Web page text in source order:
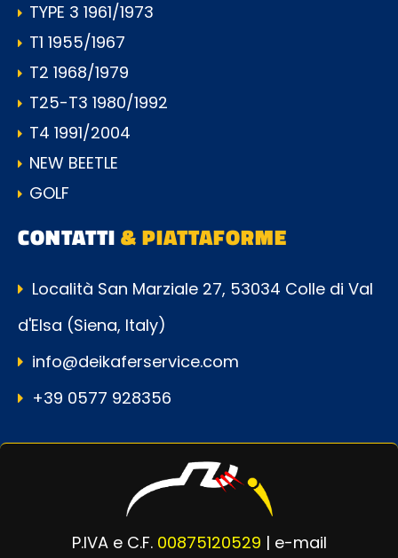
TYPE 3 1961/1973
T1 1955/1967
T2 1968/1979
T25-T3 1980/1992
T4 1991/2004
NEW BEETLE
GOLF
CONTATTI& PIATTAFORME
Località San Marziale 27, 53034 Colle di Val
d'Elsa (Siena, Italy)
info@deikaferservice.com
+39 0577 928356
P.IVA e C.F. 00875120529 | e-mail